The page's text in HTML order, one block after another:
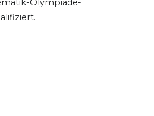
Olympiade-